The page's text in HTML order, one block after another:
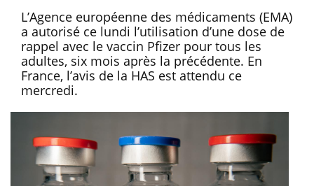
L’Agence européenne des médicaments (EMA)
a autorisé ce lundi l’utilisation d’une dose de
rappel avec le vaccin Pfizer pour tous les
adultes, six mois après la précédente. En
France, l’avis de la HAS est attendu ce
mercredi.